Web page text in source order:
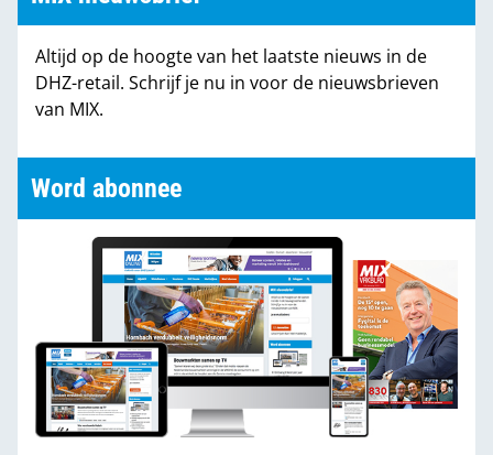
Altijd op de hoogte van het laatste nieuws in de
DHZ-retail. Schrijf je nu in voor de nieuwsbrieven
van MIX.
Word abonnee